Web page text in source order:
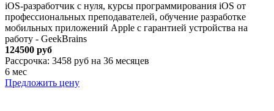
iOS-разработчик с нуля, курсы программирования iOS от
профессиональных преподавателей, обучение разработке
мобильных приложений Apple с гарантией устройства на
работу - GeekBrains
124500 руб
Рассрочка: 3458 руб на 36 месяцев
6 мес
Предложить цену